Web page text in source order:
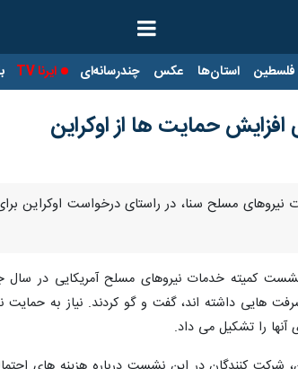
فلسطین استان‌ها عکس چندرسانه‌ای ایرنا TV
افزایش حمایت ها از اوکراین
نیروهای مسلح سنا، در راستای درخواست اوکراین
کمیته خدمات نیروهای مسلح آمریکایی در سال
داشته اند، گفت و گو کردند. نیاز به حمایت
را تشکیل می داد.